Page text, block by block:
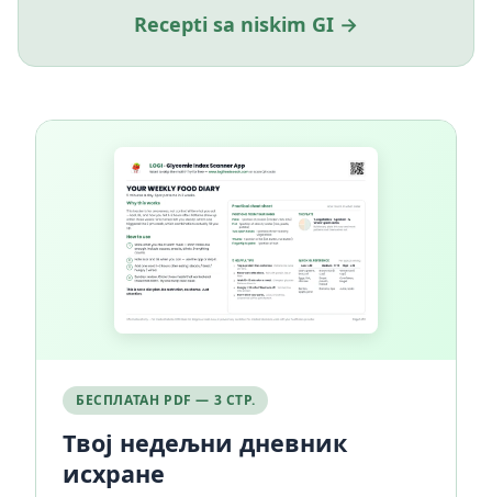
Recepti sa niskim GI →
БЕСПЛАТАН PDF — 3 СТР.
Твој недељни дневник
исхране